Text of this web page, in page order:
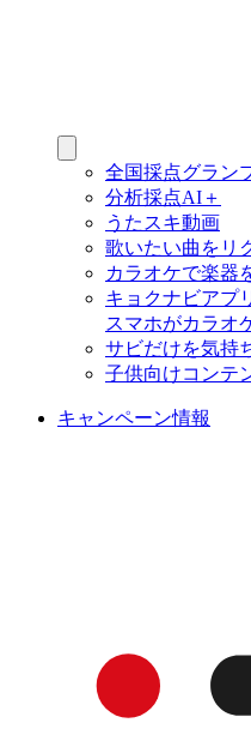
全国採点グラン
分析採点AI＋
うたスキ動画
歌いたい曲をリ
カラオケで楽器
キョクナビアプ
スマホがカラオ
サビだけを気持
子供向けコンテ
キャンペーン情報